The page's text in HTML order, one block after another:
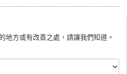
地方或有改善之處，請讓我們知道。